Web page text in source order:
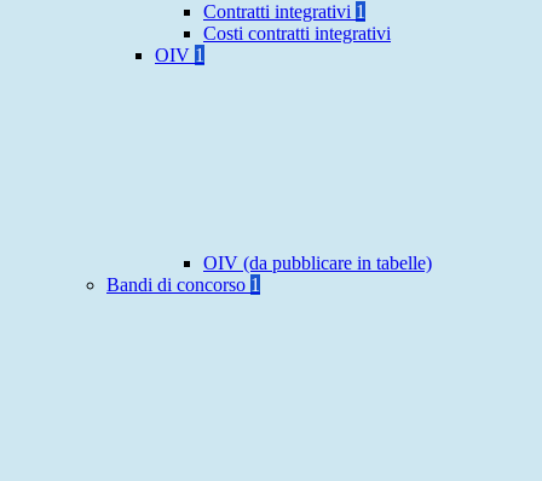
Contratti integrativi 1
Costi contratti integrativi
OIV 1
OIV (da pubblicare in tabelle)
Bandi di concorso 1